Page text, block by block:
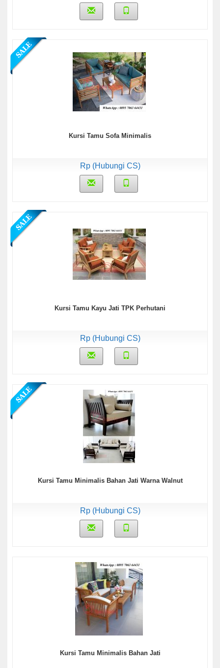
Kursi Tamu Sofa Minimalis
Rp (Hubungi CS)
Kursi Tamu Kayu Jati TPK Perhutani
Rp (Hubungi CS)
Kursi Tamu Minimalis Bahan Jati Warna Walnut
Rp (Hubungi CS)
Kursi Tamu Minimalis Bahan Jati